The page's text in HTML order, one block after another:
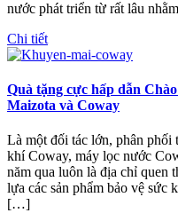
nước phát triển từ rất lâu
Chi tiết
Quà tặng cực hấp dẫn
Maizota và Coway
Là một đối tác lớn, phân phối
khí Coway, máy lọc nước
năm qua luôn là địa chỉ quen
lựa các sản phẩm bảo vệ sức
[…]